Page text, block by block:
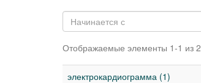
Отображаемые элементы 1-1 из 2
электрокардиограмма (1)